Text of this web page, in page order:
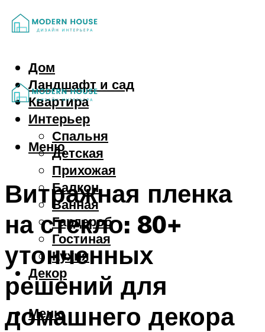
Дом
Ландшафт и сад
Квартира
Интерьер
Спальня
Детская
Прихожая
Балкон
Ванная
Гардероб
Гостиная
Кухня
Декор
Меню
Меню
Витражная пленка
на стекло: 80+
утонченных
решений для
домашнего декора